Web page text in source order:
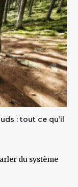
: tout ce qu’il
du système